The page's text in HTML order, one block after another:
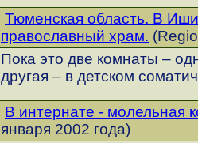
Тюменская область. В
православный храм.
Пока это две комнаты –
другая – в детском
В интернате - молельная
января 2002 года)